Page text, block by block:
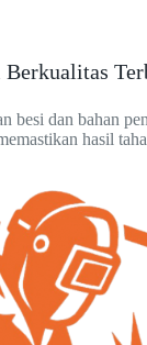
besi dan bahan
hasil